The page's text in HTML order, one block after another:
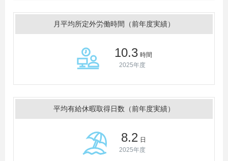
月平均所定外労働時間（前年度実績）
10.3 時間
2025年度
平均有給休暇取得日数（前年度実績）
8.2 日
2025年度